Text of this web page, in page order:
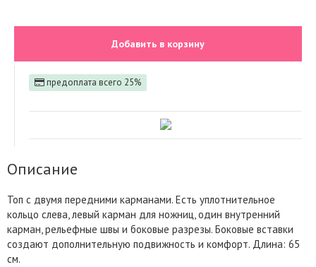
Добавить в корзину
предоплата всего 25%
Описание
Топ с двумя передними карманами. Есть уплотнительное
кольцо слева, левый карман для ножниц, один внутренний
карман, рельефные швы и боковые разрезы. Боковые вставки
создают дополнительную подвижность и комфорт. Длина: 65
см.